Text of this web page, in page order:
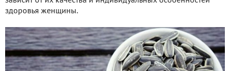
здоровья женщины.